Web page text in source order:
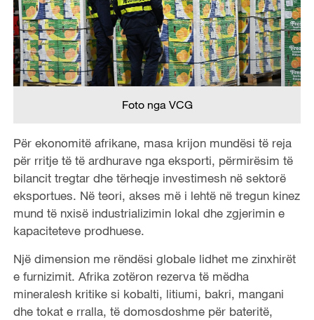
Foto nga VCG
Për ekonomitë afrikane, masa krijon mundësi të reja
për rritje të të ardhurave nga eksporti, përmirësim të
bilancit tregtar dhe tërheqje investimesh në sektorë
eksportues. Në teori, akses më i lehtë në tregun kinez
mund të nxisë industrializimin lokal dhe zgjerimin e
kapaciteteve prodhuese.
Një dimension me rëndësi globale lidhet me zinxhirët
e furnizimit. Afrika zotëron rezerva të mëdha
mineralesh kritike si kobalti, litiumi, bakri, mangani
dhe tokat e rralla, të domosdoshme për bateritë,